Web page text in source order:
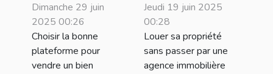
meilleur site
pour la vente
de votre bien
immobilier ?
Dimanche 29 juin
2025 00:26
Choisir la bonne
plateforme pour
vendre un bien
votre
propriété sans
agence
immobilière
Jeudi 19 juin 2025
00:28
Louer sa propriété
sans passer par une
agence immobilière